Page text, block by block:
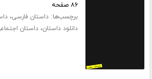
۸۶ صفحه
برچسب‌ها:داستان فارسی،
دانلود داستان،داستان